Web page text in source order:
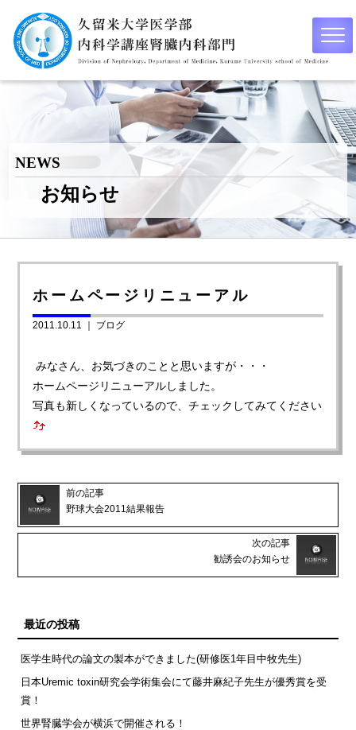
NEWS
お知らせ
ホームページリニューアル
2011.10.11 ｜ ブログ
みなさん、お気づきのことと思いますが・・・
ホームページリニューアルしました。
写真も新しくなっているので、チェックしてみてください
前の記事
野球大会2011結果報告
次の記事
勧誘会のお知らせ
最近の投稿
医学生時代の論文の製本ができました(研修医1年目中牧先生)
日本Uremic toxin研究会学術集会にて藤井麻紀子先生が優秀賞を受
賞！
世界腎臓学会が横浜で開催される！